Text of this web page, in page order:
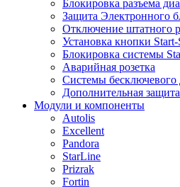
Блокировка разъема
Защита Электронного
Отключение штатного
Установка кнопки Start-
Блокировка системы
Аварийная розетка
Системы бесключевого
Дополнительная
Модули и компоненты
Autolis
Excellent
Pandora
StarLine
Prizrak
Fortin